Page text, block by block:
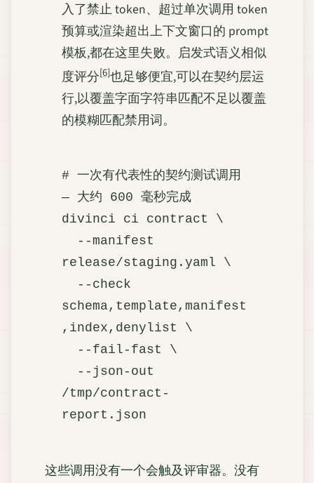
入了禁止 token、超过单次调用 token
预算或渲染超出上下文窗口的 prompt
模板,都在这里失败。启发式语义相似
度评分[6]也足够便宜,可以在契约层运
行,以覆盖字面字符串匹配不足以覆盖
的模糊匹配禁用词。
# 一次有代表性的契约测试调用
— 大约 600 毫秒完成
divinci ci contract \
release/staging.yaml \
schema,template,manifest
,index,denylist \
/tmp/contract-
这些调用没有一个会触及评审器。没有